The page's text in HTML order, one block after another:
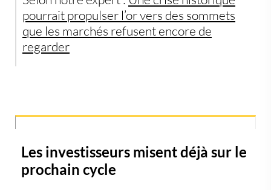
pourrait propulser l’or vers des sommets
que les marchés refusent encore de
regarder
Les investisseurs misent déjà sur le
prochain cycle